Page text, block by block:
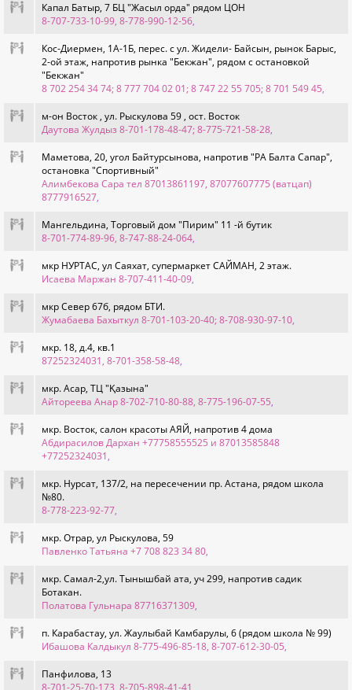
Капал Батыр, 7 БЦ "Жасыл орда" рядом ЦОН
8-707-733-10-99, 8-778-990-12-56,
Кос-Диермен, 1A-1Б, перес. с ул. Жидели- Байсын, рынок Барыс,
2-ой этаж, напротив рынка "Бекжан", рядом с остановкой
"Бекжан"
8 702 254 34 74; 8 777 704 02 01; 8 747 22 55 705; 8 701 549 45,
м-он Восток , ул. Рыскулова 59 , ост. Восток
Даутова Жулдыз 8-701-178-48-47; 8-775-721-58-28,
Маметова, 20, угол Байтурсынова, напротив "РА Балта Сапар",
остановка "Спортивный"
Алимбекова Сара тел 87013861197, 87077607775 (ватцап)
8777916527,
Мангельдина, Торговый дом "Пирим" 11 -й бутик
8-701-774-89-96, 8-747-88-24-064,
мкр НУРТАС, ул Саяхат, супермаркет САЙМАН, 2 этаж.
Исаева Маржан 8-707-411-40-09,
мкр Север 67б, рядом БТИ.
Жумабаева Бахыткул 8-701-103-20-40; 8-708-930-97-10,
мкр. 18, д.4, кв.1
87252324031, 8-701-358-58-48,
мкр. Асар, ТЦ "Қазына"
Айтореева Анар 8-702-710-80-88, 8-775-196-07-55,
мкр. Восток, салон красоты АЯЙ, напротив 4 дома
Абдирасилов Дархан +77758555525 и 87013585848
+77252324031,
мкр. Нурсат, 137/2, на пересечении пр. Астана, рядом школа
№80.
8-778-223-92-77,
мкр. Отрар, ул Рыскулова, 59
Павленко Татьяна +7 708 823 34 80,
мкр. Самал-2,ул. Тынышбай ата, уч 299, напротив садик
Ботакан.
Полатова Гульнара 87716371309,
п. Карабастау, ул. Жаулыбай Камбарулы, 6 (рядом школа № 99)
Ибашова Калдыкул 8-775-496-85-18, 8-707-612-30-05,
Панфилова, 13
8-701-25-70-173, 8-705-898-41-41